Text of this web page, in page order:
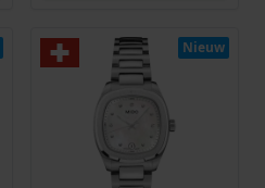
Nieuw